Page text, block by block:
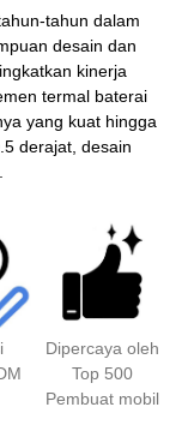
tahun dalam
desain dan
kinerja
termal baterai
yang kuat hingga
derajat, desain
Dipercaya oleh
Top 500
Pembuat mobil